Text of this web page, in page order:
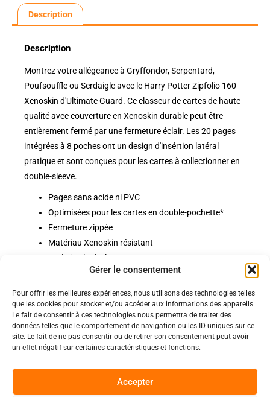
Gérer le consentement
Pour offrir les meilleures expériences, nous utilisons des technologies telles
que les cookies pour stocker et/ou accéder aux informations des appareils.
Le fait de consentir à ces technologies nous permettra de traiter des
données telles que le comportement de navigation ou les ID uniques sur ce
site. Le fait de ne pas consentir ou de retirer son consentement peut avoir
un effet négatif sur certaines caractéristiques et fonctions.
Accepter
Description
Description
Montrez votre allégeance à Gryffondor, Serpentard,
Poufsouffle ou Serdaigle avec le Harry Potter Zipfolio 160
Xenoskin d'Ultimate Guard. Ce classeur de cartes de haute
qualité avec couverture en Xenoskin durable peut être
entièrement fermé par une fermeture éclair. Les 20 pages
intégrées à 8 poches ont un design d'insértion latéral
pratique et sont conçues pour les cartes à collectionner en
double-sleeve.
Pages sans acide ni PVC
Optimisées pour les cartes en double-pochette*
Fermeture zippée
Matériau Xenoskin résistant
Insértion latérale
Nos pages
Nos évènements
Nous contacter
Politiques
Politique de confidentialité
Nos conditions de vente et livraison
Code de conduite